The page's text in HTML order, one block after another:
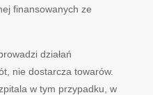
finansowanych ze
działań
nie dostarcza towarów.
w tym przypadku, w